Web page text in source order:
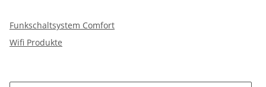
Funkschaltsystem Comfort
Wifi Produkte